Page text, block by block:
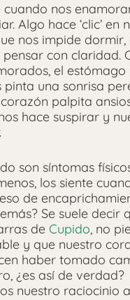
cuando nos
Algo hace ‘clic’ en
nos impide dormir,
con claridad.
el estómago
pinta una sonrisa
palpita
hace suspirar y
son síntomas
los siente
de
Se suele decir
de Cupido, no
y que nuestro
haber tomado
¿es así de verdad?
nuestro raciocinio